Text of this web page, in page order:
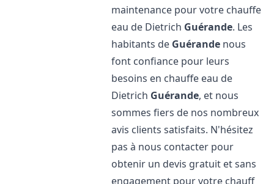
maintenance pour votre chauffe
eau de Dietrich Guérande. Les
habitants de Guérande nous
font confiance pour leurs
besoins en chauffe eau de
Dietrich Guérande, et nous
sommes fiers de nos nombreux
avis clients satisfaits. N'hésitez
pas à nous contacter pour
obtenir un devis gratuit et sans
engagement pour votre chauff